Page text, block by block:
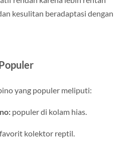
kesulitan beradaptasi dengan
yang populer meliputi:
populer di kolam hias.
kolektor reptil.